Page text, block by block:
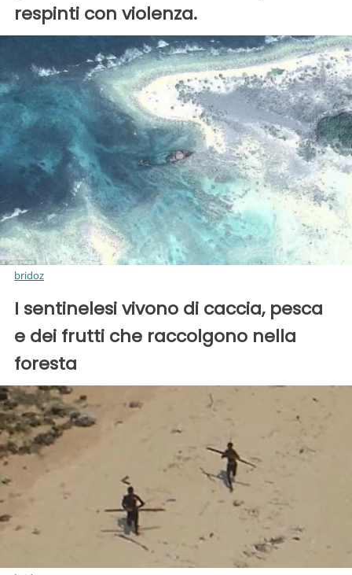
respinti con violenza.
bridoz
I sentinelesi vivono di caccia, pesca
e dei frutti che raccolgono nella
foresta